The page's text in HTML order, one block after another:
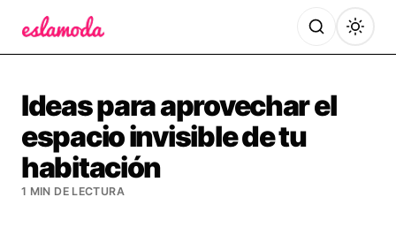
Ideas para aprovechar el
espacio invisible de tu
habitación
1 MIN DE LECTURA